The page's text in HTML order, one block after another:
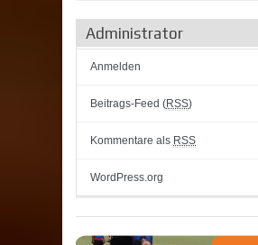
Administrator
Anmelden
Beitrags-Feed (RSS)
Kommentare als RSS
WordPress.org